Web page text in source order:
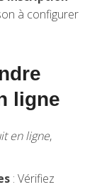
à configurer
ligne
en ligne,
: Vérifiez